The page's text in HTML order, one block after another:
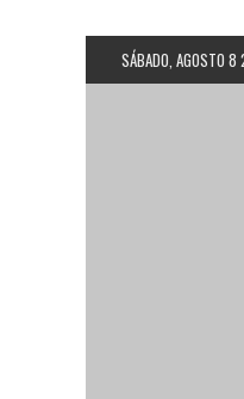
SÁBADO, AGOSTO